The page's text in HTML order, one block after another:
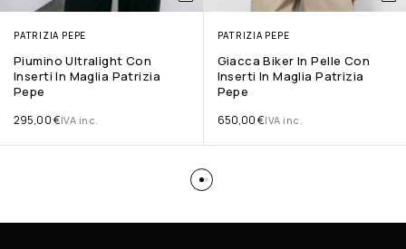
PATRIZIA PEPE
Piumino Ultralight Con
Inserti In Maglia Patrizia
Pepe
295,00€IVA inc.
PATRIZIA PEPE
Giacca Biker In Pelle Con
Inserti In Maglia Patrizia
Pepe
650,00€IVA inc.